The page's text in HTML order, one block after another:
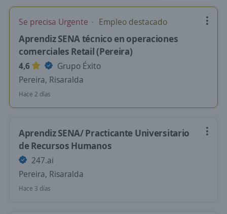
Se precisa Urgente Empleo destacado
Aprendiz SENA técnico en operaciones
comerciales Retail (Pereira)
4,6
Grupo Éxito
Pereira, Risaralda
Hace 2 días
Aprendiz SENA/ Practicante Universitario
de Recursos Humanos
247.ai
Pereira, Risaralda
Hace 3 días